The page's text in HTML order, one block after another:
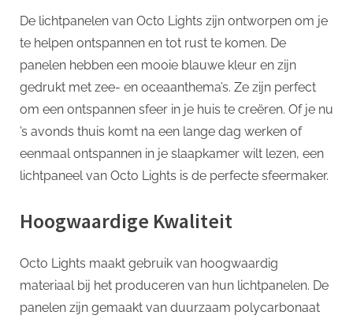
De lichtpanelen van Octo Lights zijn ontworpen om je
te helpen ontspannen en tot rust te komen. De
panelen hebben een mooie blauwe kleur en zijn
gedrukt met zee- en oceaanthema’s. Ze zijn perfect
om een ​​ontspannen sfeer in je huis te creëren. Of je nu
’s avonds thuis komt na een lange dag werken of
eenmaal ontspannen in je slaapkamer wilt lezen, een
lichtpaneel van Octo Lights is de perfecte sfeermaker.
Hoogwaardige Kwaliteit
Octo Lights maakt gebruik van hoogwaardig
materiaal bij het produceren van hun lichtpanelen. De
panelen zijn gemaakt van duurzaam polycarbonaat